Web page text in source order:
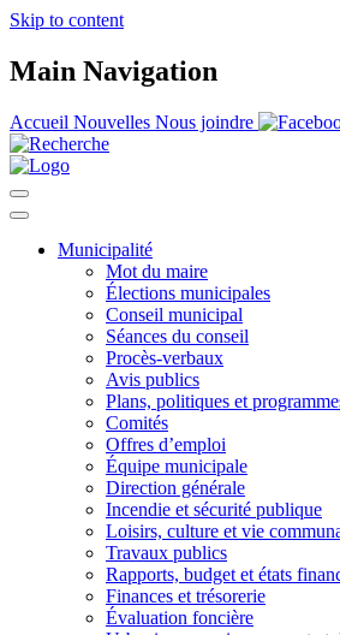
Skip to content
Main Navigation
Accueil Nouvelles Nous joindre
Municipalité
Mot du maire
Élections municipales
Conseil municipal
Séances du conseil
Procès-verbaux
Avis publics
Plans, politiques et
Comités
Offres d’emploi
Équipe municipale
Direction générale
Incendie et sécurité publique
Loisirs, culture et vie
Travaux publics
Rapports, budget et états
Finances et trésorerie
Évaluation foncière